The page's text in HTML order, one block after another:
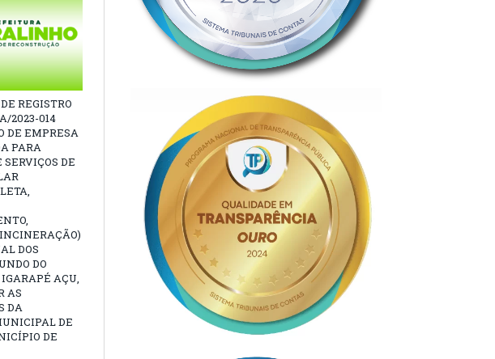
REGISTRO
2023-014
DE EMPRESA
PARA
SERVIÇOS DE
DOS
DO
AÇU,
AS
DA
DE
DE